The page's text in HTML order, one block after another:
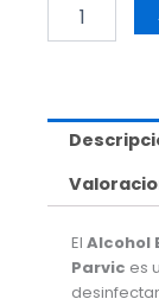
PARVIC
cantidad
El Alcohol
Parvic es